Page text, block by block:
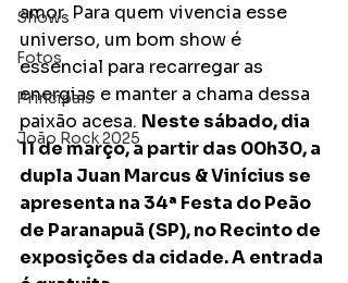
Shows
Fotos
Principais
João Rock 2025
amor. Para quem vivencia esse
universo, um bom show é
essencial para recarregar as
energias e manter a chama dessa
paixão acesa. Neste sábado, dia
11 de março, a partir das 00h30, a
dupla Juan Marcus & Vinícius se
apresenta na 34ª Festa do Peão
de Paranapuã (SP), no Recinto de
exposições da cidade. A entrada